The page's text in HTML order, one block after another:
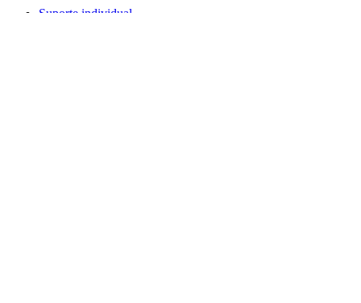
Suporte individual